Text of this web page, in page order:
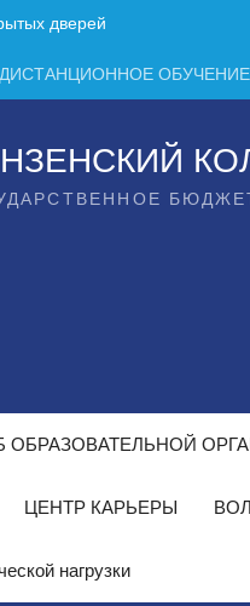
дверей
ДИСТАНЦИОННОЕ ОБУЧЕНИЕ
ОБРАЗОВАТЕЛЬНОЙ
ЦЕНТР КАРЬЕРЫ
нагрузки